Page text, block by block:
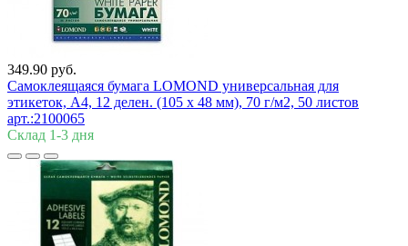
349.90 руб.
Самоклеящаяся бумага LOMOND универсальная для
этикеток, A4, 12 делен. (105 x 48 мм), 70 г/м2, 50 листов
арт.:2100065
Склад 1-3 дня